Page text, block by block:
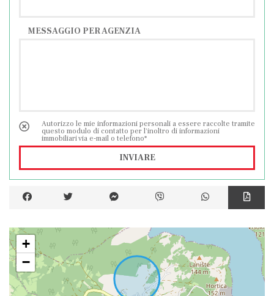
MESSAGGIO PER AGENZIA
Autorizzo le mie informazioni personali a essere raccolte tramite
questo modulo di contatto per l'inoltro di informazioni
immobiliari via e-mail o telefono*
INVIARE
+
−